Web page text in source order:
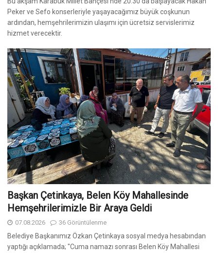
Peker ve Sefo konserleriyle yaşayacağımız büyük coşkunun
ardından, hemşehrilerimizin ulaşımı için ücretsiz servislerimiz
hizmet verecektir.
Başkan Çetinkaya, Belen Köy Mahallesinde
Hemşehrilerimizle Bir Araya Geldi
07.08.2026 36 Görüntülenme
Belediye Başkanımız Özkan Çetinkaya sosyal medya hesabından
yaptığı açıklamada; "Cuma namazı sonrası Belen Köy Mahallesi